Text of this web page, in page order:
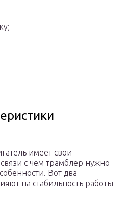
имеет свои
с чем трамблер нужно
Вот два
на стабильность работы